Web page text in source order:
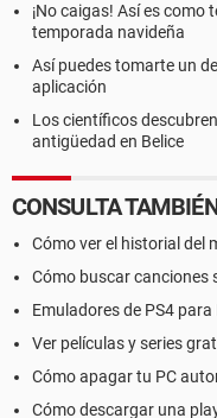
¡No caigas! Así es
temporada navideña
Así puedes tomarte un
aplicación
Los científicos
antigüedad en Belice
CONSULTA
Cómo ver el historial del
Cómo buscar canciones
Emuladores de PS4 para
Ver películas y series
Cómo apagar tu PC
Cómo descargar una